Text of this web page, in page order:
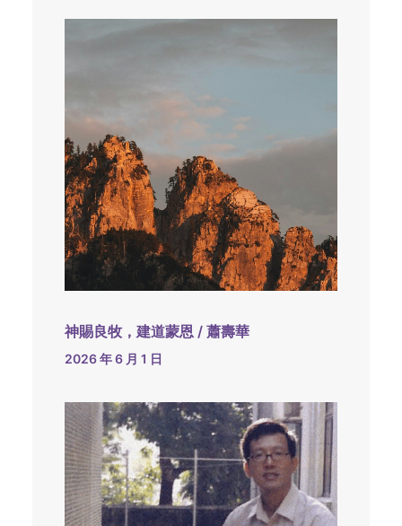
神賜良牧，建道蒙恩 / 蕭壽華
2026 年 6 月 1 日